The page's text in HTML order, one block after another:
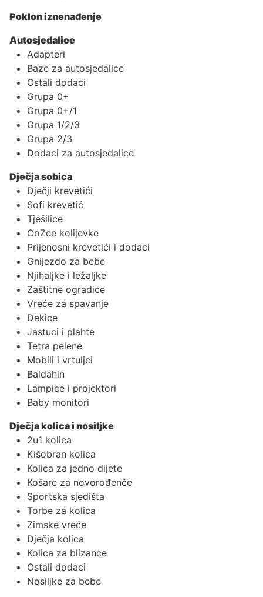
Poklon iznenađenje
Autosjedalice
Adapteri
Baze za autosjedalice
Ostali dodaci
Grupa 0+
Grupa 0+/1
Grupa 1/2/3
Grupa 2/3
Dodaci za autosjedalice
Dječja sobica
Dječji krevetići
Sofi krevetić
Tješilice
CoZee kolijevke
Prijenosni krevetići i dodaci
Gnijezdo za bebe
Njihaljke i ležaljke
Zaštitne ogradice
Vreće za spavanje
Dekice
Jastuci i plahte
Tetra pelene
Mobili i vrtuljci
Baldahin
Lampice i projektori
Baby monitori
Dječja kolica i nosiljke
2u1 kolica
Kišobran kolica
Kolica za jedno dijete
Košare za novorođenče
Sportska sjedišta
Torbe za kolica
Zimske vreće
Dječja kolica
Kolica za blizance
Ostali dodaci
Nosiljke za bebe